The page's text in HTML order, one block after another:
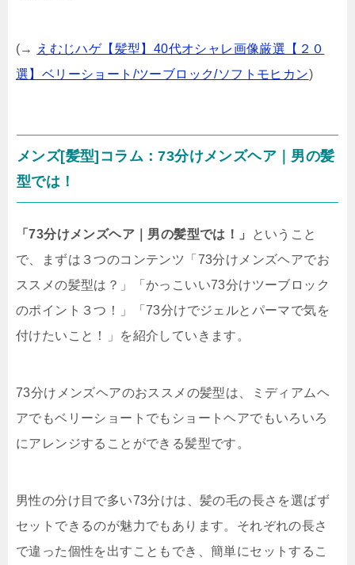
(→
えむじハゲ【髪型】40代オシャレ画像厳選【２０
選】ベリーショート/ツーブロック/ソフトモヒカン)
メンズ[髪型]コラム：73分けメンズヘア｜男の髪
型では！
「73分けメンズヘア｜男の髪型では！」
ということ
で、まずは３つのコンテンツ「73分けメンズヘアでお
ススメの髪型は？」「かっこいい73分けツーブロック
のポイント３つ！」「73分けでジェルとパーマで気を
付けたいこと！」を紹介していきます。
73分けメンズヘアのおススメの髪型は、ミディアムヘ
アでもベリーショートでもショートヘアでもいろいろ
にアレンジすることができる髪型です。
男性の分け目で多い73分けは、髪の毛の長さを選ばず
セットできるのが魅力でもあります。それぞれの長さ
で違った個性を出すこともでき、簡単にセットするこ